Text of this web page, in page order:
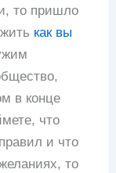
то пришло
как вы
в конце
что
и что
то